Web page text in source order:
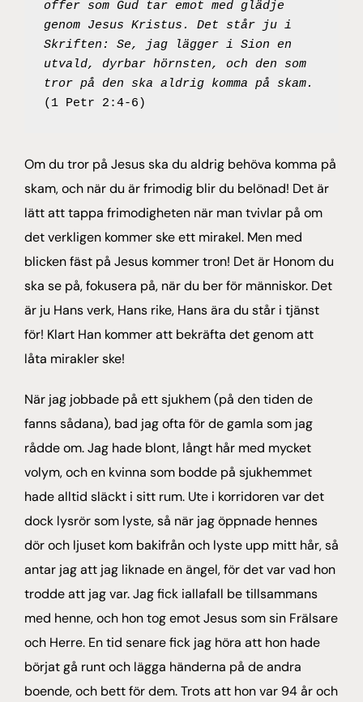
offer som Gud tar emot med glädje
genom Jesus Kristus. Det står ju i
Skriften: Se, jag lägger i Sion en
utvald, dyrbar hörnsten, och den som
(1 Petr 2:4-6)
Om du tror på Jesus ska du aldrig behöva komma på
skam, och när du är frimodig blir du belönad! Det är
lätt att tappa frimodigheten när man tvivlar på om
det verkligen kommer ske ett mirakel. Men med
blicken fäst på Jesus kommer tron! Det är Honom du
ska se på, fokusera på, när du ber för människor. Det
är ju Hans verk, Hans rike, Hans ära du står i tjänst
för! Klart Han kommer att bekräfta det genom att
låta mirakler ske!
När jag jobbade på ett sjukhem (på den tiden de
fanns sådana), bad jag ofta för de gamla som jag
rådde om. Jag hade blont, långt hår med mycket
volym, och en kvinna som bodde på sjukhemmet
hade alltid släckt i sitt rum. Ute i korridoren var det
dock lysrör som lyste, så när jag öppnade hennes
dör och ljuset kom bakifrån och lyste upp mitt hår, så
antar jag att jag liknade en ängel, för det var vad hon
trodde att jag var. Jag fick iallafall be tillsammans
med henne, och hon tog emot Jesus som sin Frälsare
och Herre. En tid senare fick jag höra att hon hade
börjat gå runt och lägga händerna på de andra
boende, och bett för dem. Trots att hon var 94 år och